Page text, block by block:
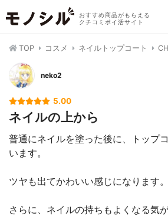
おすすめ商品がもらえる
クチコミポイ活サイト
TOP コスメ ネイルトップコート
neko2
5.00
ネイルの上から
普通にネイルを塗った後に、トップ
います。
ツヤも出てかわいい感じになります。
さらに、ネイルの持ちもよくなる気が